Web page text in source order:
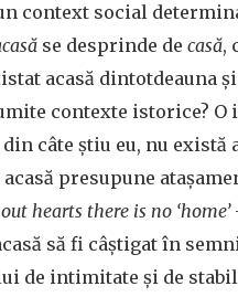
context social
se desprinde de casă,
acasă dintotdeauna
contexte istorice?
câte știu eu, nu există
presupune
hearts there is no ‘home’
să fi câștigat în
de intimitate și de